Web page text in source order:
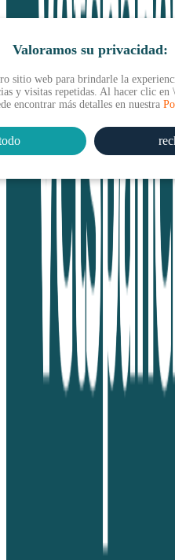
Valoramos su privacidad:
sitio web para brindarle la
y visitas repetidas. Al hacer clic
encontrar más detalles en nuestra